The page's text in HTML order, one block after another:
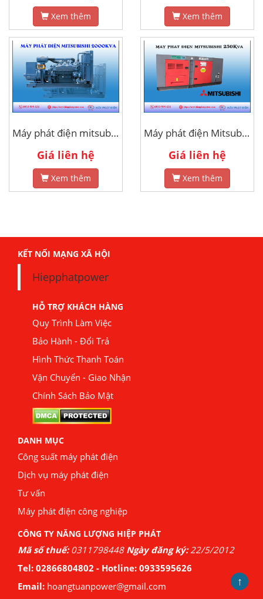
Xem thêm Xem thêm
Máy phát điện mitsubishi 2000kva
Giá liên hệ
Xem thêm
Máy phát điện Mitsubishi 250Kva
Giá liên hệ
Xem thêm
KẾT NỐI MẠNG XÃ HỘI
Hiepphatpower
HỖ TRỢ KHÁCH HÀNG
Quy Trình Làm Việc
Bảo Hành - Đổi Trả
Hình Thức Thanh Toán
Vận Chuyển - Giao Nhận
Chính Sách Bảo Mật
DANH MỤC
Công suất máy phát điện
Dịch vụ máy phát điện
Tư vấn
Máy phát điện công nghiệp
CÔNG TY NĂNG LƯỢNG HIỆP PHÁT
Mã số thuế:0311798448Ngày đăng ký:22/5/2012
Tel: 02866804802 - Hotline: 0933595626
Email: hoangtuanpower@gmail.com
↑